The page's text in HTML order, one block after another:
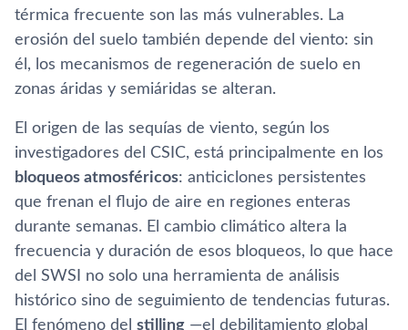
térmica frecuente son las más vulnerables. La
erosión del suelo también depende del viento: sin
él, los mecanismos de regeneración de suelo en
zonas áridas y semiáridas se alteran.
El origen de las sequías de viento, según los
investigadores del CSIC, está principalmente en los
bloqueos atmosféricos: anticiclones persistentes
que frenan el flujo de aire en regiones enteras
durante semanas. El cambio climático altera la
frecuencia y duración de esos bloqueos, lo que hace
del SWSI no solo una herramienta de análisis
histórico sino de seguimiento de tendencias futuras.
El fenómeno del stilling —el debilitamiento global